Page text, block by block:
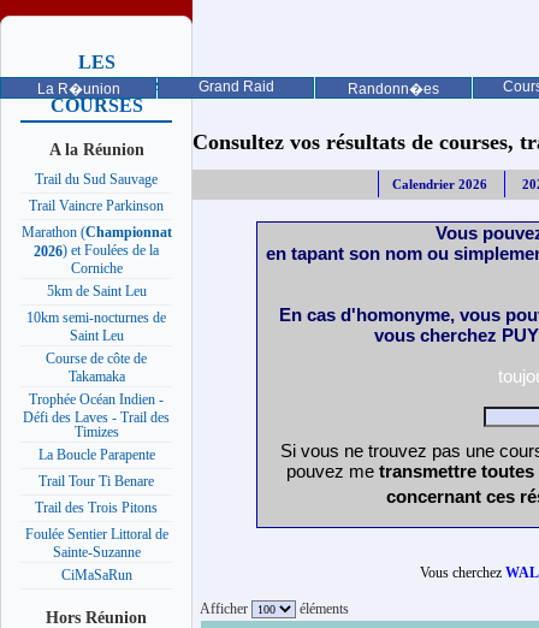
La R�union Grand Raid Randonn�es
LES
PROCHAINES
COURSES
A la Réunion
Trail du Sud Sauvage
Trail Vaincre Parkinson
Marathon (Championnat
2026) et Foulées de la
Corniche
5km de Saint Leu
10km semi-nocturnes de
Saint Leu
Course de côte de
Takamaka
Trophée Océan Indien -
Défi des Laves - Trail des
Timizes
La Boucle Parapente
Trail Tour Ti Benare
Trail des Trois Pitons
Foulée Sentier Littoral de
Sainte-Suzanne
CiMaSaRun
Hors Réunion
Consultez vos résultats de courses,
Calendrier 2026
Vous
en tapant son nom ou
En cas d'homonyme, vous
vous cherchez
Si vous ne trouvez pas une
pouvez me transmettre
concernant ces
Vous cherchez
Afficher éléments